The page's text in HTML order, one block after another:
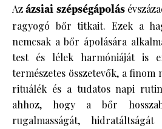
Azázsiai szépségápolás
ragyogó bőr titkait. Ezek a
nemcsak a bőr ápolására
test és lélek harmóniáját is
természetes összetevők, a
rituálék és a tudatos napi
ahhoz, hogy a bőr
rugalmasságát,